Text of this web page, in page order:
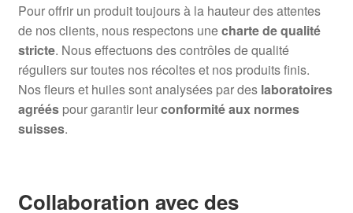
Pour offrir un produit toujours à la hauteur des attentes
de nos clients, nous respectons unecharte de qualité
stricte. Nous effectuons des contrôles de qualité
réguliers sur toutes nos récoltes et nos produits finis.
Nos fleurs et huiles sont analysées par des laboratoires
agrééspour garantir leurconformité aux normes
suisses.
Collaboration avec des